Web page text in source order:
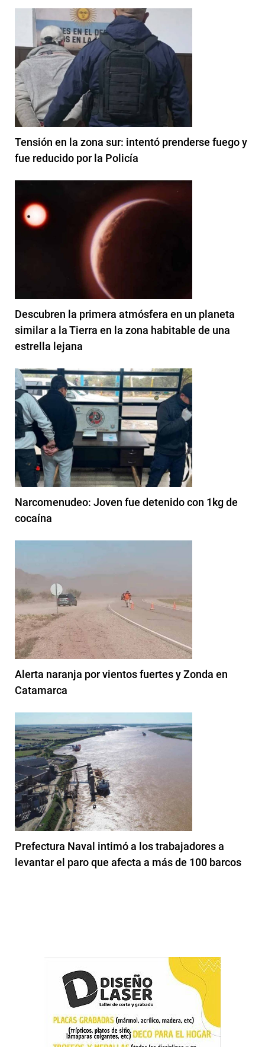
Tensión en la zona sur: intentó prenderse fuego y
fue reducido por la Policía
Descubren la primera atmósfera en un planeta
similar a la Tierra en la zona habitable de una
estrella lejana
Narcomenudeo: Joven fue detenido con 1kg de
cocaína
Alerta naranja por vientos fuertes y Zonda en
Catamarca
Prefectura Naval intimó a los trabajadores a
levantar el paro que afecta a más de 100 barcos